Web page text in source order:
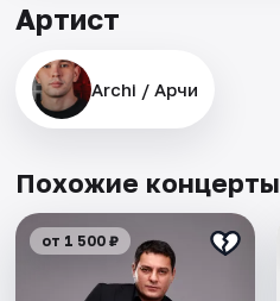
Артист
Archi / Арчи
Похожие концерты
от 1 500 ₽